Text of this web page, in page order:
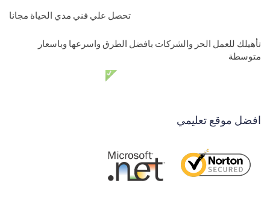
تحصل علي فني مدي الحياة مجانا
تأهيلك للعمل الحر والشركات بافضل الطرق واسرعها وباسعار
متوسطة
افضل موقع تعليمي